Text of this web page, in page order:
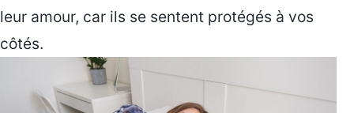
leur amour, car ils se sentent protégés à vos
côtés.